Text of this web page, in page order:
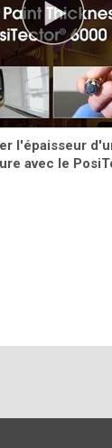
En savoir plus
l'épaisseur
avec le